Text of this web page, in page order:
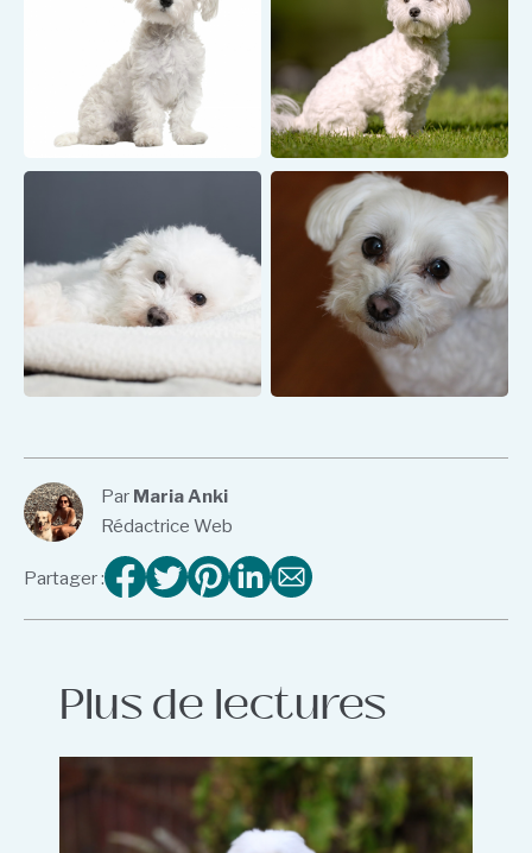
Par Maria Anki
Rédactrice Web
Partager :
Plus de lectures